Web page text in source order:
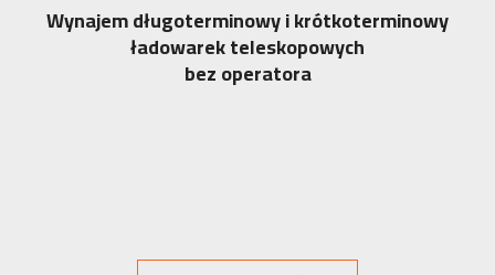
Wynajem długoterminowy i krótkoterminowy
ładowarek teleskopowych
bez operatora